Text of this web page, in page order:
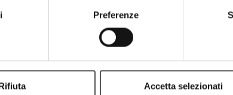
Preferenze
Accetta selezionati
PROGETTI